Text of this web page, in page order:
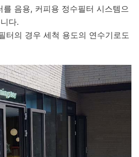
를 음용, 커피용 정수필터 시스템으
다.
터의 경우 세척 용도의 연수기로도